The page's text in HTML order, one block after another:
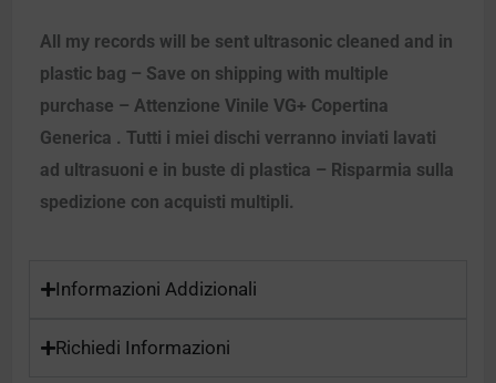
All my records will be sent ultrasonic cleaned and in
plastic bag – Save on shipping with multiple
purchase – Attenzione Vinile VG+ Copertina
Generica . Tutti i miei dischi verranno inviati lavati
ad ultrasuoni e in buste di plastica – Risparmia sulla
spedizione con acquisti multipli.
Informazioni Addizionali
Richiedi Informazioni